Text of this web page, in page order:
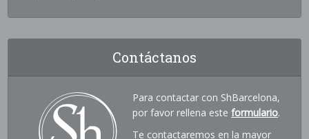
Contáctanos
Para contactar con ShBarcelona,
por favor rellena esteformulario.
Te contactaremos en la mayor